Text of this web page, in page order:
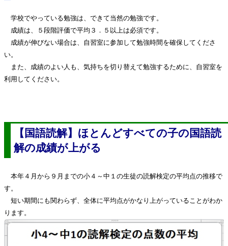
学校でやっている勉強は、できて当然の勉強です。
成績は、５段階評価で平均３．５以上は必須です。
成績が伸びない場合は、自習室に参加して勉強時間を確保してくださ
い。
また、成績のよい人も、気持ちを切り替えて勉強するために、自習室を
利用してください。
【国語読解】ほとんどすべての子の国語読
解の成績が上がる
本年４月から９月までの小４～中１の生徒の読解検定の平均点の推移で
す。
短い期間にも関わらず、全体に平均点がかなり上がっていることがわか
ります。